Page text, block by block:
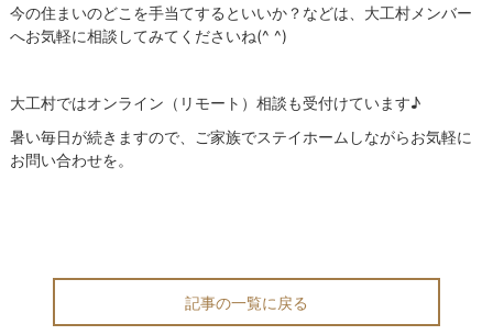
今の住まいのどこを手当てするといいか？などは、大工村メンバー
へお気軽に相談してみてくださいね(^ ^)
大工村ではオンライン（リモート）相談も受付けています♪
暑い毎日が続きますので、ご家族でステイホームしながらお気軽に
お問い合わせを。
記事の一覧に戻る